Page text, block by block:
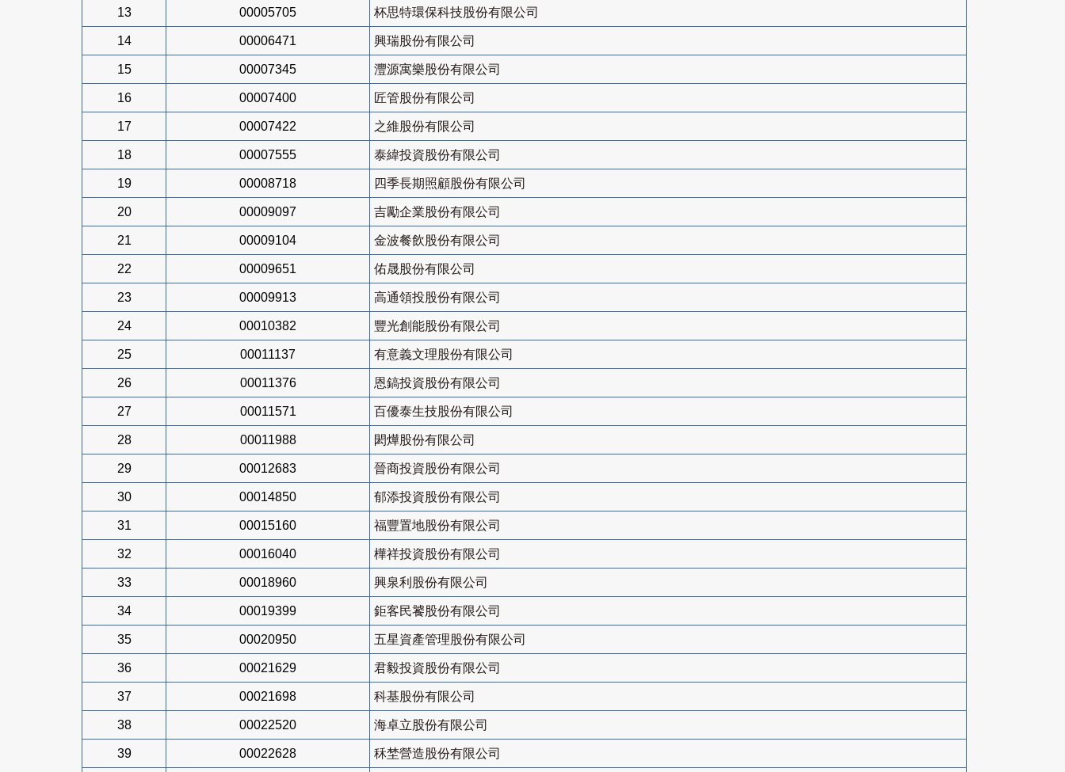
13 00005705 杯思特環保科技股份有限公司
14 00006471 興瑞股份有限公司
15 00007345 灃源寓樂股份有限公司
16 00007400 匠管股份有限公司
17 00007422 之維股份有限公司
18 00007555 泰緯投資股份有限公司
19 00008718 四季長期照顧股份有限公司
20 00009097 吉勵企業股份有限公司
21 00009104 金波餐飲股份有限公司
22 00009651 佑晟股份有限公司
23 00009913 高通領投股份有限公司
24 00010382 豐光創能股份有限公司
25 00011137 有意義文理股份有限公司
26 00011376 恩鎬投資股份有限公司
27 00011571 百優泰生技股份有限公司
28 00011988 閎燁股份有限公司
29 00012683 晉商投資股份有限公司
30 00014850 郁添投資股份有限公司
31 00015160 福豐置地股份有限公司
32 00016040 樺祥投資股份有限公司
33 00018960 興泉利股份有限公司
34 00019399 鉅客民饕股份有限公司
35 00020950 五星資產管理股份有限公司
36 00021629 君毅投資股份有限公司
37 00021698 科基股份有限公司
38 00022520 海卓立股份有限公司
39 00022628 秝埜營造股份有限公司